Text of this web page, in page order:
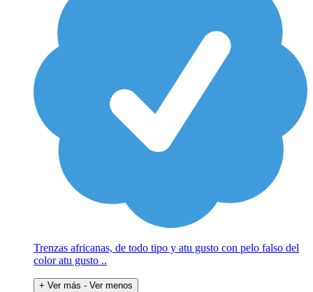
Trenzas africanas, de todo tipo y atu gusto con pelo falso del
color atu gusto ..
+ Ver más - Ver menos